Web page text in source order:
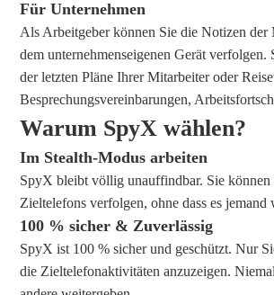
Für Unternehmen
Als Arbeitgeber können Sie die Notizen der
dem unternehmenseigenen Gerät verfolgen.
der letzten Pläne Ihrer Mitarbeiter oder
Besprechungsvereinbarungen,
Warum SpyX wählen?
Im Stealth-Modus arbeiten
SpyX bleibt völlig unauffindbar. Sie können
Zieltelefons verfolgen, ohne dass es jemand
100 % sicher & Zuverlässig
SpyX ist 100 % sicher und geschützt. Nur
die Zieltelefonaktivitäten anzuzeigen.